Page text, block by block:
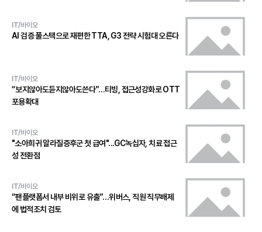
IT/바이오
AI 검증 풀스택으로 재편한 TTA, G3 전략 시험대 오른다
IT/바이오
“보지않아도듣지않아도쓴다”…티빙, 접근성강화로 OTT
포용확대
IT/바이오
"소아희귀 알라질증후군 첫 급여"...GC녹십자, 치료 접근
성 전환점
IT/바이오
“팬플랫폼서 내부 비위로 유출”…위버스, 직원 직무배제
에 법적조치 검토